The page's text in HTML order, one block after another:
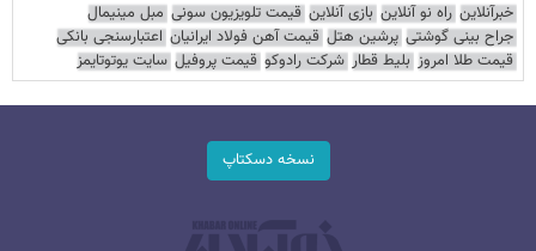
خبرآنلاین راه نو آنلاین بازی آنلاین قیمت تلویزیون سونی مبل مینیمال
جراح بینی گوشتی پرشین هتل قیمت آهن فولاد ایرانیان اعتبارسنجی بانکی
قیمت طلا امروز بلیط قطار شرکت رادوکو قیمت پروفیل سایت یوتوتایمز
نسخه دسکتاپ